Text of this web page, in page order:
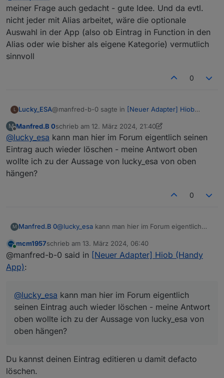
Idee, alternativ zu den eigenen Einträgen bei
den HioB-Aufzählungen im ioBroker einfach
alle Alias-Einträge zu verwenden?
Wäre eine guter Ansatz aber viele User nutzen alias
für iot oder sonstige Darstellungen. Hätte bei mir
die Auswirkung, dass ca. 3000 unötige
Datenpunkte geladen werden die nicht benötigt
werden. Man könnte das natürlich über eine neue
meiner Frage auch gedacht - gute Idee. Und da evtl.
nicht jeder mit Alias arbeitet, wäre die optionale
Auswahl in der App (also ob Eintrag in Function in den
Alias oder wie bisher als eigene Kategorie) vermutlich
sinnvoll
0
L Lucky_ESA@manfred-b-0 sagte in [Neuer Adapter] Hiob
Frage / Eure Meinung: wäre es auch eine
Idee, alternativ zu den eigenen Einträgen bei
alle Alias-Einträge zu verwenden?
Wäre eine guter Ansatz aber viele User nutzen alias
für iot oder sonstige Darstellungen. Hätte bei mir
werden. Man könnte das natürlich über eine neue
M
Offline
Manfred.B 0schrieb am 12. März 2024, 21:40
zuletzt editiert von Manfred.B 03. Dez. 2024, 22:42
@lucky_esa kann man hier im Forum eigentlich seinen
Eintrag auch wieder löschen - meine Antwort oben
wollte ich zu der Aussage von lucky_esa von oben
hängen?
0
M Manfred.B 0@lucky_esa kann man hier im Forum eigentlich
Antwort oben wollte ich zu der Aussage von
lucky_esa von oben hängen?
Online
mcm1957schrieb am 13. März 2024, 06:40
zuletzt editiert von
@manfred-b-0 said in [Neuer Adapter] Hiob (Handy
App):
@lucky_esa kann man hier im Forum eigentlich
seinen Eintrag auch wieder löschen - meine Antwort
oben wollte ich zu der Aussage von lucky_esa von
oben hängen?
Du kannst deinen Eintrag editieren u damit defacto
löschen.